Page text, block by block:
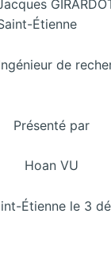
Étienne
de
Présenté par
Hoan VU
Étienne le 3